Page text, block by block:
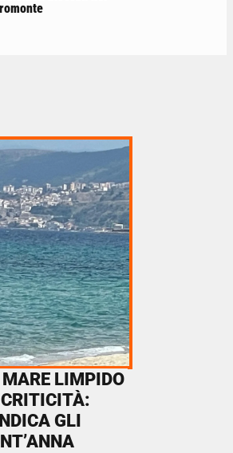
LIMPIDO
CRITICITÀ:
GLI